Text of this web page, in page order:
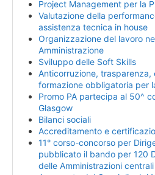
Project Management per la
Valutazione della
assistenza tecnica in house
Organizzazione del lavoro
Amministrazione
Sviluppo delle Soft Skills
Anticorruzione, trasparenza,
formazione obbligatoria per
Promo PA partecipa al 50^
Glasgow
Bilanci sociali
Accreditamento e
11° corso-concorso per
pubblicato il bando per 120
delle Amministrazioni centrali